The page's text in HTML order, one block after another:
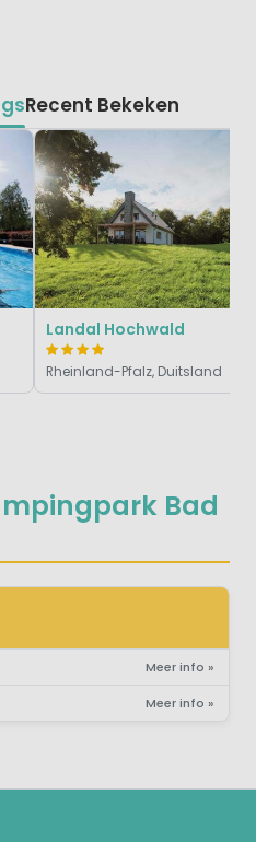
Bad
Meer info »
Meer info »
Recent Bekeken
Landal Hochwald
Rheinland-Pfalz, Duitsland